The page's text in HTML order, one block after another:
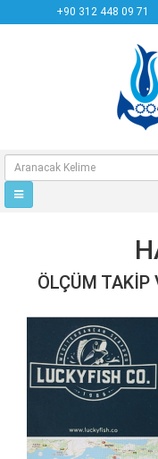
+90 312 448 09 71
ÖLÇÜM TAKIP